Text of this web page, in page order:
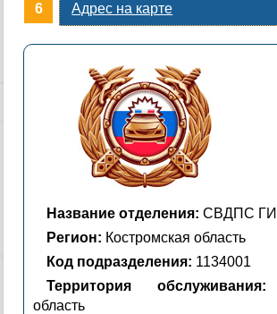
Адрес на карте
Название отделения: СВДПС
Регион: Костромская область
Код подразделения: 1134001
Территория обслуживания:
область